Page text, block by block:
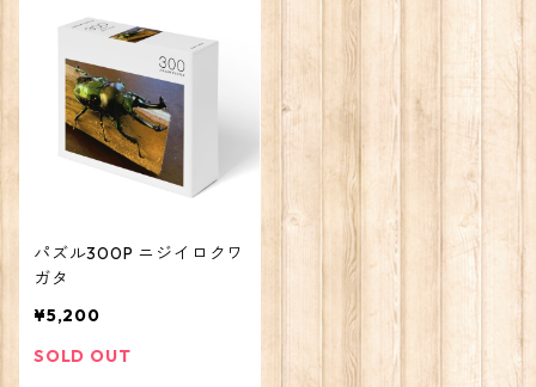
パズル300P ニジイロクワ
ガタ
¥5,200
SOLD OUT